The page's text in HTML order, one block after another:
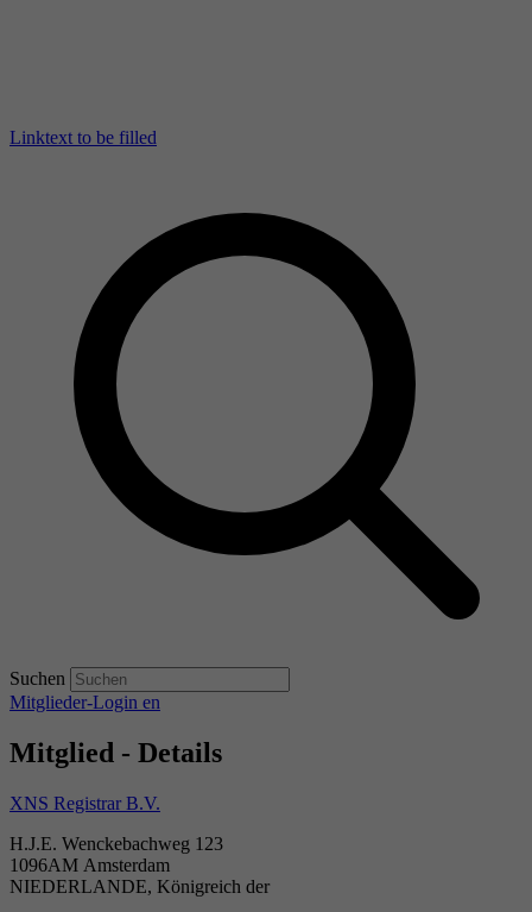
Linktext to be filled
Suchen
Mitglieder-Login en
Mitglied - Details
XNS Registrar B.V.
H.J.E. Wenckebachweg 123
1096AM Amsterdam
NIEDERLANDE, Königreich der